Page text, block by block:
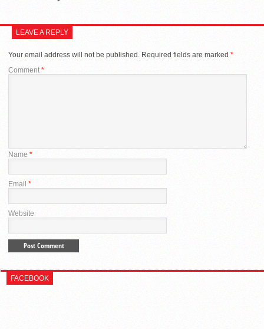
LEAVE A REPLY
Your email address will not be published. Required fields are marked *
Comment*
Name *
Email *
Website
FACEBOOK